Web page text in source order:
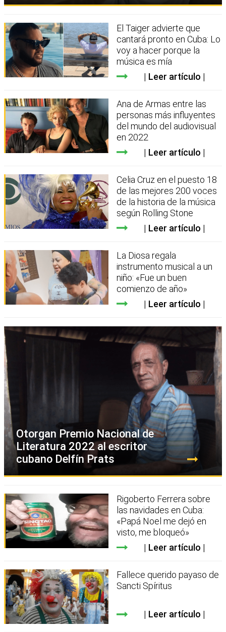
El Taiger advierte que
cantará pronto en Cuba: Lo
voy a hacer porque la
música es mía
Leer artículo
Ana de Armas entre las
personas más influyentes
del mundo del audiovisual
en 2022
Leer artículo
Celia Cruz en el puesto 18
de las mejores 200 voces
de la historia de la música
según Rolling Stone
Leer artículo
La Diosa regala
instrumento musical a un
niño: «Fue un buen
comienzo de año»
Leer artículo
Otorgan Premio Nacional de
Literatura 2022 al escritor
cubano Delfín Prats
Rigoberto Ferrera sobre
las navidades en Cuba:
«Papá Noel me dejó en
visto, me bloqueó»
Leer artículo
Fallece querido payaso de
Sancti Spíritus
Leer artículo